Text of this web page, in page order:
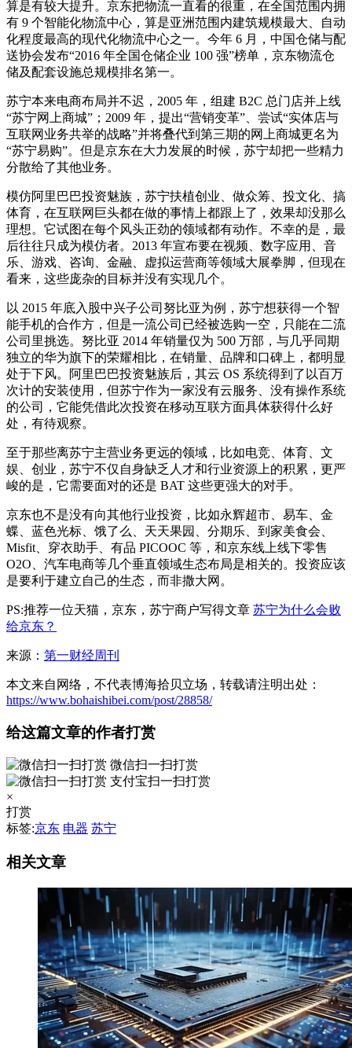
算是有较大提升。京东把物流一直看的很重，在全国范围内拥
有 9 个智能化物流中心，算是亚洲范围内建筑规模最大、自动
化程度最高的现代化物流中心之一。今年 6 月，中国仓储与配
送协会发布“2016 年全国仓储企业 100 强”榜单，京东物流仓
储及配套设施总规模排名第一。
苏宁本来电商布局并不迟，2005 年，组建 B2C 总门店并上线
“苏宁网上商城”；2009 年，提出“营销变革”、尝试“实体店与
互联网业务共举的战略”并将叠代到第三期的网上商城更名为
“苏宁易购”。但是京东在大力发展的时候，苏宁却把一些精力
分散给了其他业务。
模仿阿里巴巴投资魅族，苏宁扶植创业、做众筹、投文化、搞
体育，在互联网巨头都在做的事情上都跟上了，效果却没那么
理想。它试图在每个风头正劲的领域都有动作。不幸的是，最
后往往只成为模仿者。2013 年宣布要在视频、数字应用、音
乐、游戏、咨询、金融、虚拟运营商等领域大展拳脚，但现在
看来，这些庞杂的目标并没有实现几个。
以 2015 年底入股中兴子公司努比亚为例，苏宁想获得一个智
能手机的合作方，但是一流公司已经被选购一空，只能在二流
公司里挑选。努比亚 2014 年销量仅为 500 万部，与几乎同期
独立的华为旗下的荣耀相比，在销量、品牌和口碑上，都明显
处于下风。阿里巴巴投资魅族后，其云 OS 系统得到了以百万
次计的安装使用，但苏宁作为一家没有云服务、没有操作系统
的公司，它能凭借此次投资在移动互联方面具体获得什么好
处，有待观察。
至于那些离苏宁主营业务更远的领域，比如电竞、体育、文
娱、创业，苏宁不仅自身缺乏人才和行业资源上的积累，更严
峻的是，它需要面对的还是 BAT 这些更强大的对手。
京东也不是没有向其他行业投资，比如永辉超市、易车、金
蝶、蓝色光标、饿了么、天天果园、分期乐、到家美食会、
Misfit、穿衣助手、有品 PICOOC 等，和京东线上线下零售
O2O、汽车电商等几个垂直领域生态布局是相关的。投资应该
是要利于建立自己的生态，而非撒大网。
PS:推荐一位天猫，京东，苏宁商户写得文章 苏宁为什么会败
给京东？
来源： 第一财经周刊
本文来自网络，不代表博海拾贝立场，转载请注明出处：
https://www.bohaishibei.com/post/28858/
给这篇文章的作者打赏
微信扫一扫打赏
支付宝扫一扫打赏
×
打赏
标签:京东 电器 苏宁
相关文章